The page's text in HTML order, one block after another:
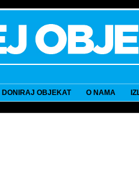
DONIRAJ OBJEKAT O NAMA